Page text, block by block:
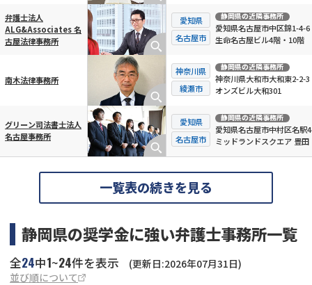
弁護士法人
ALG&Associates 名
古屋法律事務所
愛知県
名古屋市
静岡県の近隣事務所
愛知県名古屋市中区錦1-4-6
生命名古屋ビル4階・10階
南木法律事務所
神奈川県
綾瀬市
静岡県の近隣事務所
神奈川県大和市大和東2-2-3
オンズビル大和301
グリーン司法書士法人
名古屋事務所
愛知県
名古屋市
静岡県の近隣事務所
愛知県名古屋市中村区名駅
ミッドランドスクエア 豊田
一覧表の続きを見る
静岡県の奨学金に強い弁護士事務所一覧
全24中1~24件を表示
(更新日:2026年07月31日)
並び順について